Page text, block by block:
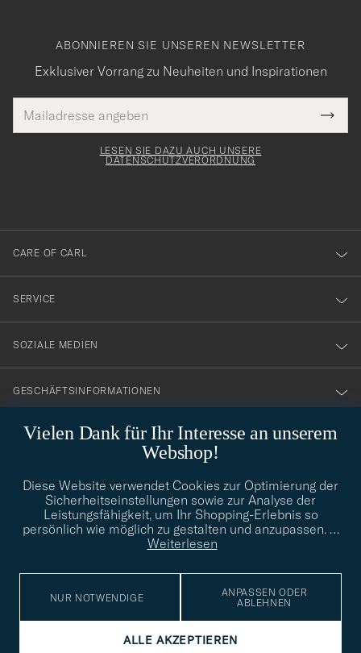
Vielen Dank für Ihr Interesse an unserem
Webshop!
Diese Website verwendet Cookies zur Optimierung der
Sicherheitseinstellungen sowie zur Analyse der
Leistungsfähigkeit, um Ihr Shopping-Erlebnis so
persönlich wie möglich zu gestalten und anzupassen. …
Weiterlesen
NUR NOTWENDIGE
ANPASSEN ODER
ABLEHNEN
ALLE AKZEPTIEREN
ABONNIEREN SIE UNSEREN NEWSLETTER
Exklusiver Vorrang zu Neuheiten und Inspirationen
Mail
Adresse
Tack
för
dig
till
vårt
nyhetsbrev!
LESEN SIE DAZU AUCH UNSERE
DATENSCHUTZVERORDNUNG
CARE OF CARL
SERVICE
SOZIALE MEDIEN
GESCHÄFTSINFORMATIONEN
info@careofcarl.de
Benötigen Sie Hilfe bei der Suche nach Ihrem persönlichen Stil?
Wenden Sie sich an uns, wir helfen Ihnen gerne weiter!
STILBERATUNG